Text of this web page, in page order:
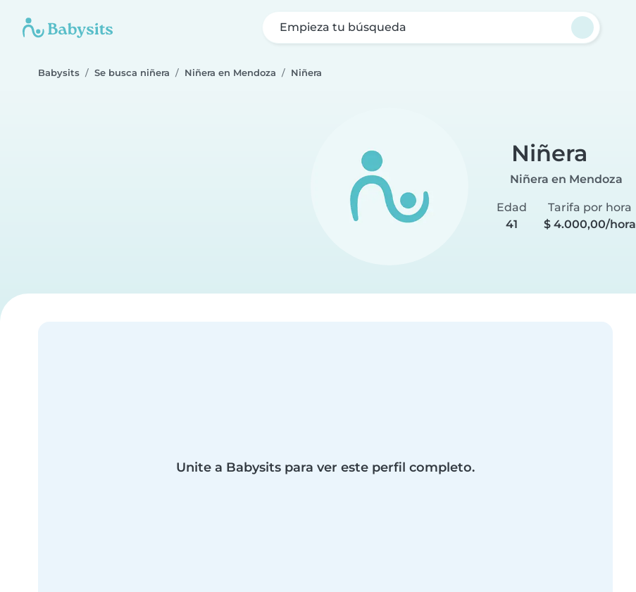
Empieza tu búsqueda
Babysits Se busca niñera Niñera en Mendoza Niñera
Niñera
Niñera en Mendoza
Edad
41
Tarifa por hora
$ 4.000,00/hora
Unite a Babysits para ver este perfil completo.